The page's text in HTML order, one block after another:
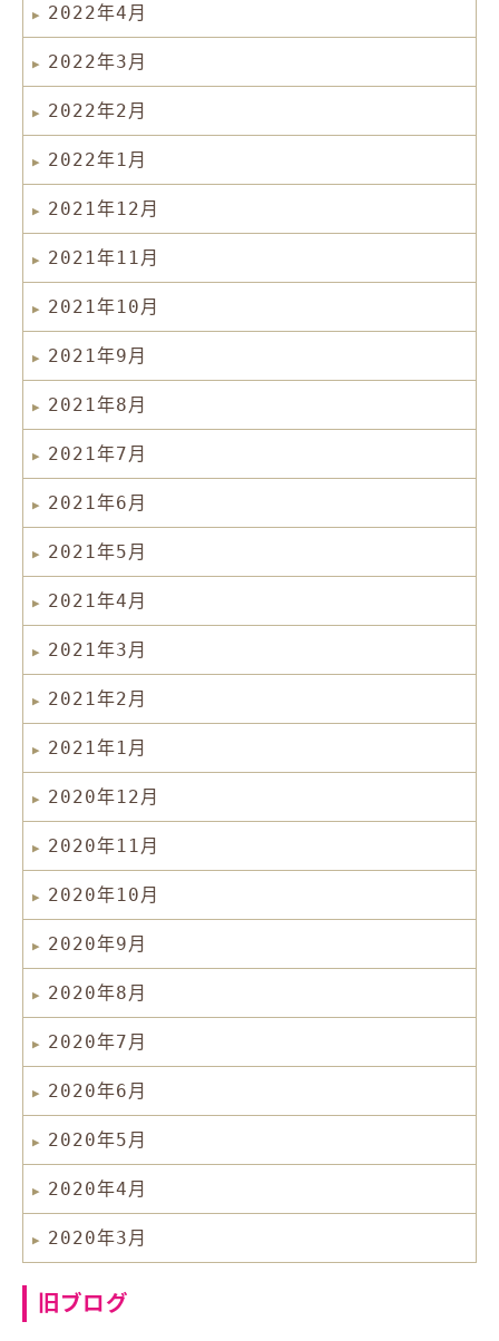
2022年4月
2022年3月
2022年2月
2022年1月
2021年12月
2021年11月
2021年10月
2021年9月
2021年8月
2021年7月
2021年6月
2021年5月
2021年4月
2021年3月
2021年2月
2021年1月
2020年12月
2020年11月
2020年10月
2020年9月
2020年8月
2020年7月
2020年6月
2020年5月
2020年4月
2020年3月
旧ブログ